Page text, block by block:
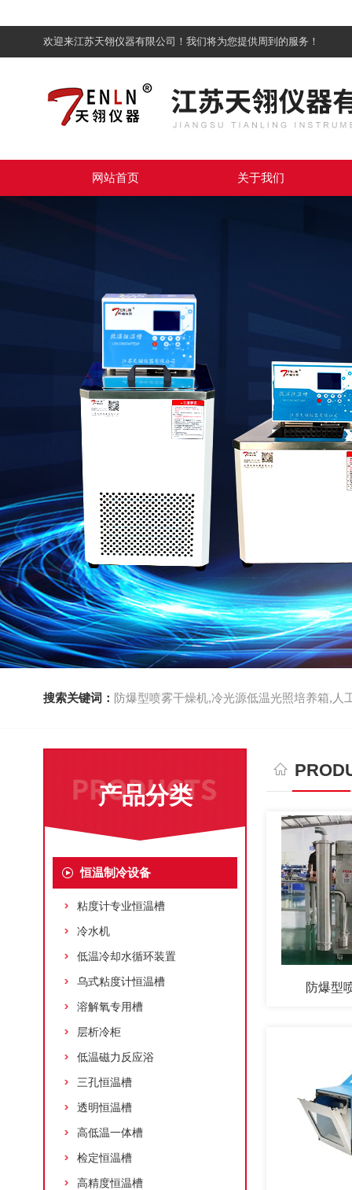
欢迎来江苏天翎仪器有限公司！我们将为您提供周到的服务！
网站首页 关于我们
搜索关键词： 防爆型喷雾干燥机,冷光源低温光照培养箱,人
产品分类
恒温制冷设备
粘度计专业恒温槽
冷水机
低温冷却水循环装置
乌式粘度计恒温槽
溶解氧专用槽
层析冷柜
低温磁力反应浴
三孔恒温槽
透明恒温槽
高低温一体槽
检定恒温槽
高精度恒温槽
防爆型